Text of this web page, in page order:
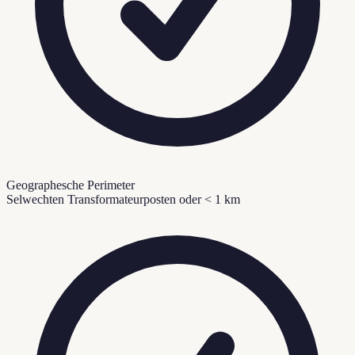
Geographesche Perimeter
Selwechten Transformateurposten oder < 1 km